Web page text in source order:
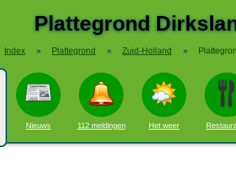
Plattegrond
Index » Plattegrond » Zuid-Holland »
Nieuws 112 meldingen Het weer